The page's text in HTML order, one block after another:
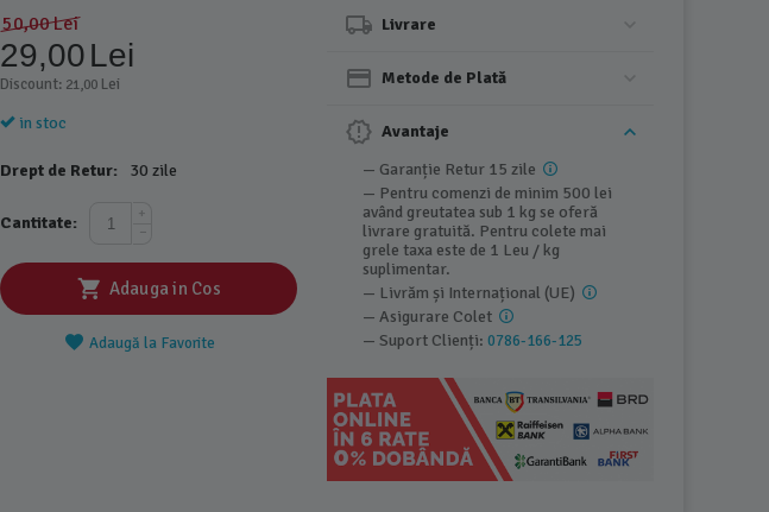
50,00Lei
29,00Lei
Discount: 21,00 Lei
in stoc
Drept de Retur: 30 zile
Cantitate:
+
−
Adauga in Cos
Adaugă la Favorite
Livrare
Metode de Plată
Avantaje
— Garanție Retur 15 zile
— Pentru comenzi de minim 500 lei
având greutatea sub 1 kg se oferă
livrare gratuită. Pentru colete mai
grele taxa este de 1 Leu / kg
suplimentar.
— Livrăm și Internațional (UE)
— Asigurare Colet
— Suport Clienți:0786-166-125